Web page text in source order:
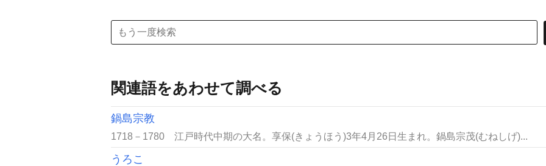
関連語をあわせて調べる
鍋島宗教
1718－1780 江戸時代中期の大名。享保(きょうほう)3年4月26日生まれ。鍋島宗茂(むねしげ)...
うろこ